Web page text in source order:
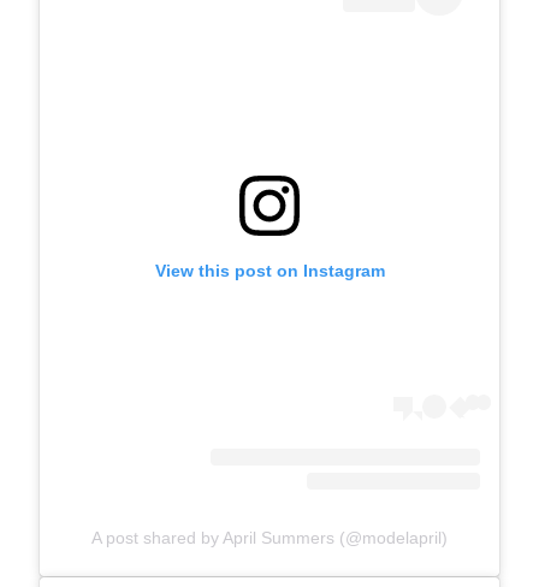
View this post on Instagram
A post shared by April Summers (@modelapril)